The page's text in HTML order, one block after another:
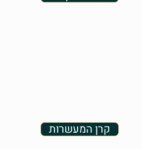
קרן המעשרות